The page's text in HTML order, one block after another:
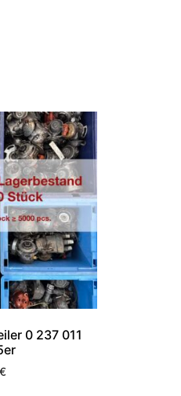
0 237 011
€